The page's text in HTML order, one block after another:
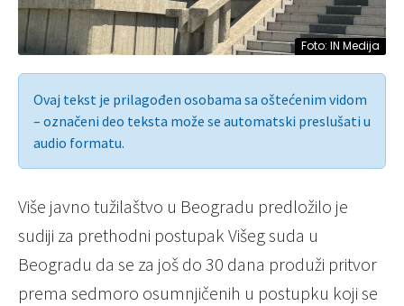
Foto: IN Medija
Ovaj tekst je prilagođen osobama sa oštećenim vidom
– označeni deo teksta može se automatski preslušati u
audio formatu.
Više javno tužilaštvo u Beogradu predložilo je
sudiji za prethodni postupak Višeg suda u
Beogradu da se za još do 30 dana produži pritvor
prema sedmoro osumnjičenih u postupku koji se